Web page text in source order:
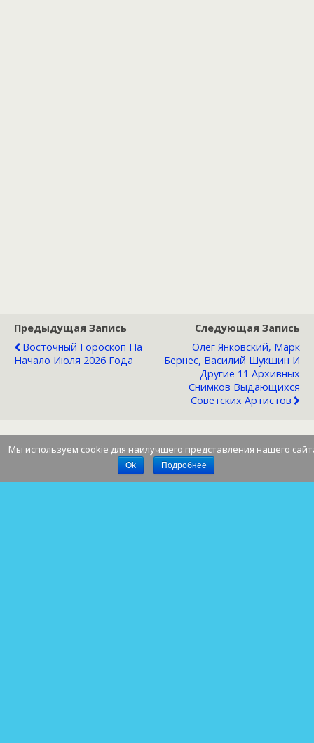
Предыдущая Запись
Восточный Гороскоп На
Начало Июля 2026 Года
Следующая Запись
Олег Янковский, Марк
Бернес, Василий Шукшин И
Другие 11 Архивных
Снимков Выдающихся
Советских Артистов
Мы используем cookie для наилучшего представления нашего
Ok Подробнее
Наверх